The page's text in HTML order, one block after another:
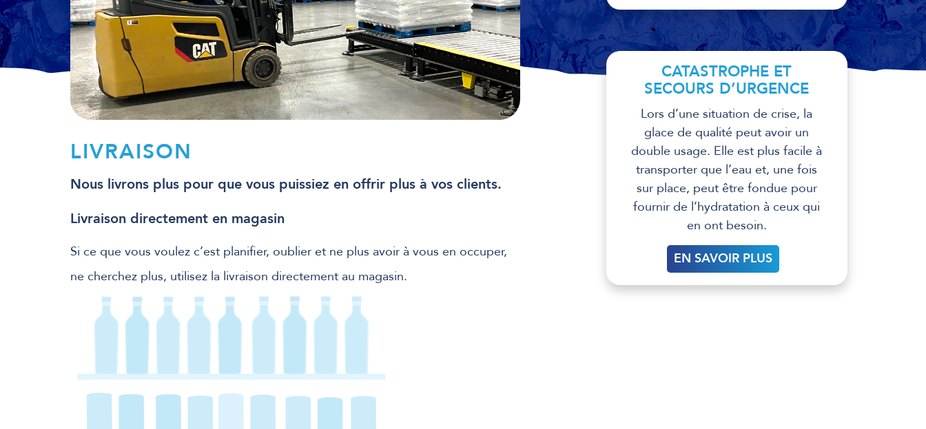
LIVRAISON
Nous livrons plus pour que vous puissiez en offrir plus à vos clients.
Livraison directement en magasin
Si ce que vous voulez c’est planifier, oublier et ne plus avoir à vous en occuper,
ne cherchez plus, utilisez la livraison directement au magasin.
CATASTROPHE ET
SECOURS D’URGENCE
Lors d’une situation de crise, la
glace de qualité peut avoir un
double usage. Elle est plus facile à
transporter que l’eau et, une fois
sur place, peut être fondue pour
fournir de l’hydratation à ceux qui
en ont besoin.
EN SAVOIR PLUS